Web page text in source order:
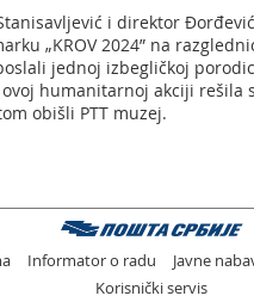
i direktor
„KROV 2024” na
jednoj izbegličkoj
humanitarnoj akciji rešila
obišli PTT muzej.
Informator o radu Javne
Korisnički servis